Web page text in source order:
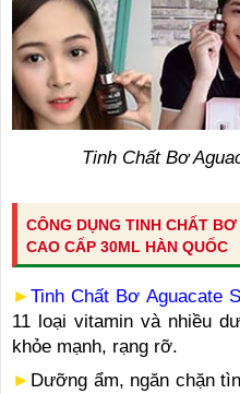
Tinh Chất Bơ
CÔNG DỤNG TINH CHẤT
CAO CẤP 30ML HÀN QUỐC
► Tinh Chất Bơ Aguacate
11 loại vitamin và nhiều
khỏe mạnh, rạng rỡ.
► Dưỡng ẩm, ngăn chặn